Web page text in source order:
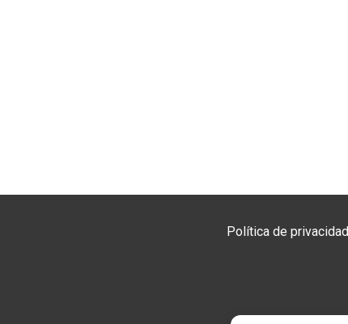
Política de privacidad